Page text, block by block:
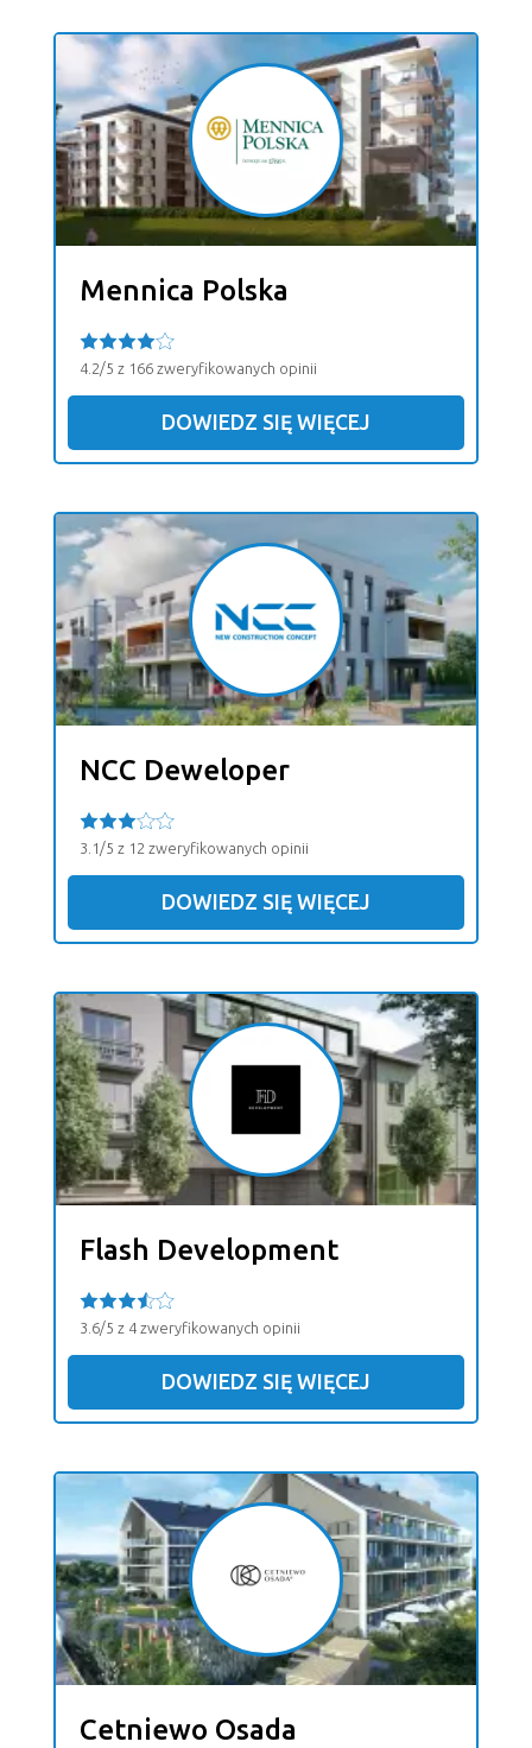
Mennica Polska
4.2/5 z 166 zweryfikowanych opinii
DOWIEDZ SIĘ WIĘCEJ
NCC Deweloper
3.1/5 z 12 zweryfikowanych opinii
DOWIEDZ SIĘ WIĘCEJ
Flash Development
3.6/5 z 4 zweryfikowanych opinii
DOWIEDZ SIĘ WIĘCEJ
Cetniewo Osada